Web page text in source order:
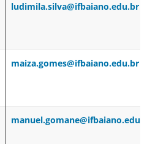
ludimila.silva@ifbaiano.edu.br
maiza.gomes@ifbaiano.edu.br